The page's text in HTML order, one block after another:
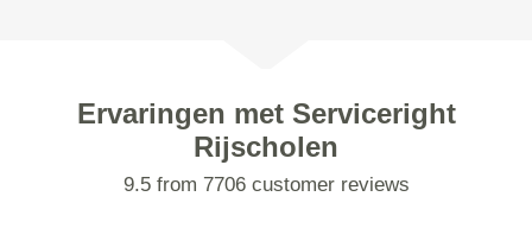
Ervaringen met Serviceright
Rijscholen
9.5 from 7706 customer reviews